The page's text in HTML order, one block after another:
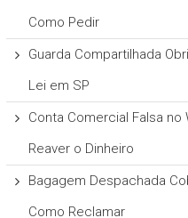
Como Pedir
Guarda Compartilhada
Lei em SP
Conta Comercial Falsa no
Reaver o Dinheiro
Bagagem Despachada
Como Reclamar